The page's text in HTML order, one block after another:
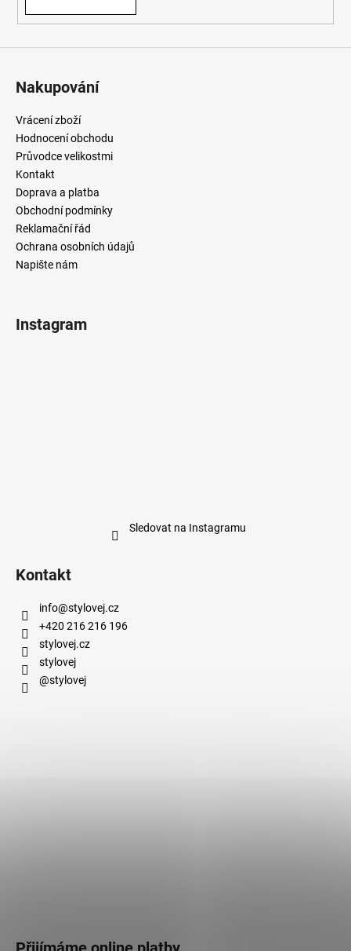
Nakupování
Vrácení zboží
Hodnocení obchodu
Průvodce velikostmi
Kontakt
Doprava a platba
Obchodní podmínky
Reklamační řád
Ochrana osobních údajů
Napište nám
Instagram
Sledovat na Instagramu
Kontakt
info@stylovej.cz
+420 216 216 196
stylovej.cz
stylovej
@stylovej